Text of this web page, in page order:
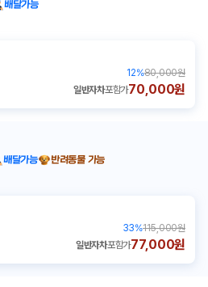
배달가능
12%80,000원
일반자차포함가70,000원
배달가능
반려동물 가능
33%115,000원
일반자차포함가77,000원